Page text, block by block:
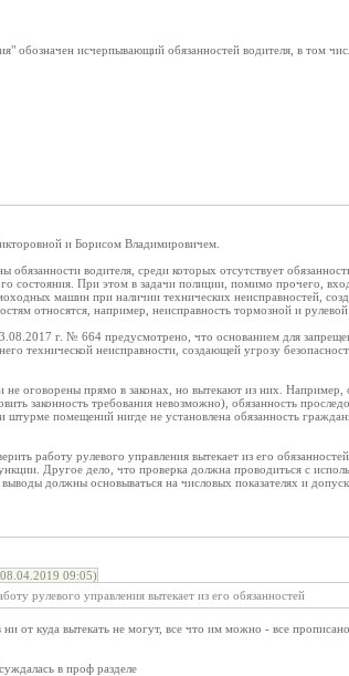
обозначен исчерпывающий обязанностей водителя, в том
и Борисом Владимировичем.
водителя, среди которых отсутствует
состояния. При этом в задачи полиции, помимо прочего,
машин при наличии технических неисправностей,
относятся, например, неисправность тормозной и
г. № 664 предусмотрено, что основанием для
технической неисправности, создающей угрозу
оговорены прямо в законах, но вытекают из них. Например,
законность требования невозможно), обязанность
помещений нигде не установлена обязанность
работу рулевого управления вытекает из его
Другое дело, что проверка должна проводиться с
должны основываться на числовых показателях и
09:05)
рулевого управления вытекает из его обязанностей
от куда вытекать не могут, все что им можно - все прописано
в проф разделе